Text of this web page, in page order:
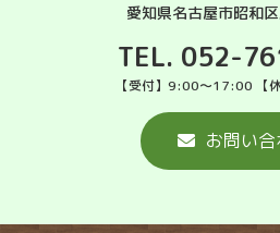
愛知県名古屋市昭和
TEL. 052-
【受付】9:00～17:00 【
お問い合